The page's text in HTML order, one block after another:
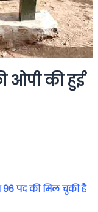
ओपी की हुई
96 पद की मिल चुकी है